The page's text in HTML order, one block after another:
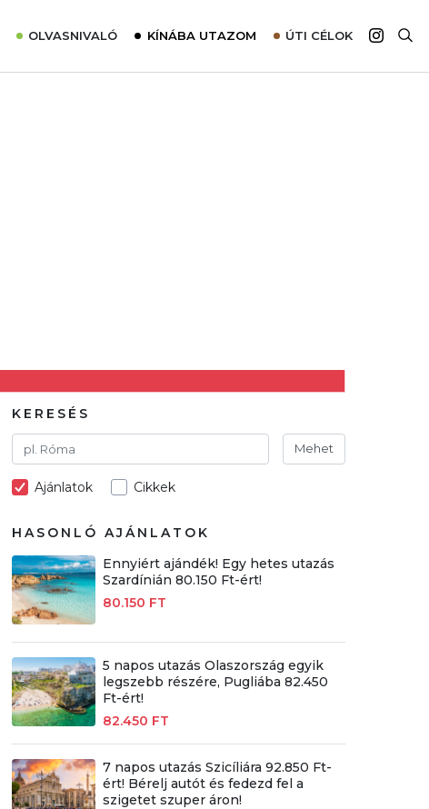
OLVASNIVALÓ KÍNÁBA UTAZOM ÚTI CÉLOK
KERESÉS
Mehet
Ajánlatok Cikkek
HASONLÓ AJÁNLATOK
Ennyiért ajándék! Egy hetes utazás
Szardínián 80.150 Ft-ért!
80.150 FT
5 napos utazás Olaszország egyik
legszebb részére, Pugliába 82.450
Ft-ért!
82.450 FT
7 napos utazás Szicíliára 92.850 Ft-
ért! Bérelj autót és fedezd fel a
szigetet szuper áron!